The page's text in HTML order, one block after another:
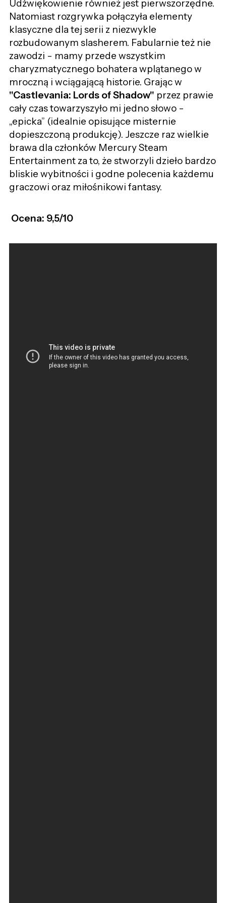
Udźwiękowienie również jest pierwszorzędne.
Natomiast rozgrywka połączyła elementy
klasyczne dla tej serii z niezwykle
rozbudowanym slasherem. Fabularnie też nie
zawodzi - mamy przede wszystkim
charyzmatycznego bohatera wplątanego w
mroczną i wciągającą historie. Grając w
"Castlevania: Lords of Shadow" przez prawie
cały czas towarzyszyło mi jedno słowo -
„epicka” (idealnie opisujące misternie
dopieszczoną produkcję). Jeszcze raz wielkie
brawa dla członków Mercury Steam
Entertainment za to, że stworzyli dzieło bardzo
bliskie wybitności i godne polecenia każdemu
graczowi oraz miłośnikowi fantasy.
Ocena: 9,5/10